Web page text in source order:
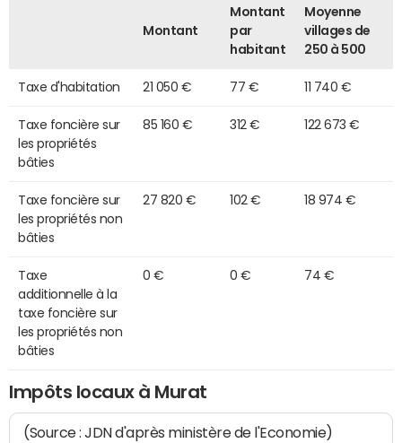
Montant
Montant
par
habitant
Moyenne
villages de
250 à 500
Taxe d'habitation 21 050 € 77 € 11 740 €
Taxe foncière sur
les propriétés
bâties
85 160 € 312 € 122 673 €
Taxe foncière sur
les propriétés non
bâties
27 820 € 102 € 18 974 €
Taxe
additionnelle à la
taxe foncière sur
les propriétés non
bâties
0 € 0 € 74 €
Impôts locaux à Murat
(Source : JDN d'après ministère de l'Economie)